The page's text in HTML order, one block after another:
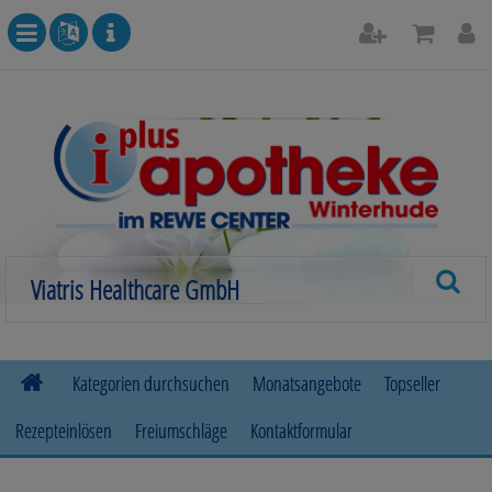
Kategorien durchsuchen
Allergie
Monatsangebote
Topseller
Rezepteinlösen
Freiumschläge Kontaktformular